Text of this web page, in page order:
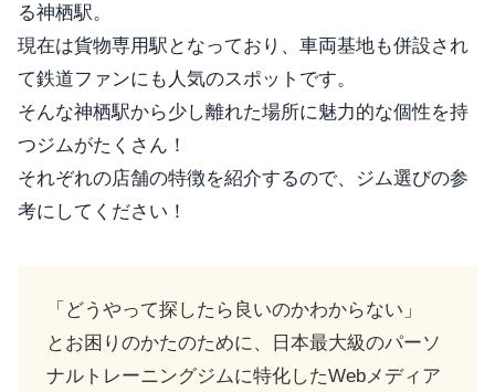
る神栖駅。
現在は貨物専用駅となっており、車両基地も併設され
て鉄道ファンにも人気のスポットです。
そんな神栖駅から少し離れた場所に魅力的な個性を持
つジムがたくさん！
それぞれの店舗の特徴を紹介するので、ジム選びの参
考にしてください！
「どうやって探したら良いのかわからない」
とお困りのかたのために、日本最大級のパーソ
ナルトレーニングジムに特化したWebメディア